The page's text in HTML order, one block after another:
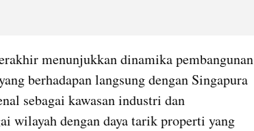
menunjukkan dinamika pembangunan
berhadapan langsung dengan Singapura
sebagai kawasan industri dan
wilayah dengan daya tarik properti yang